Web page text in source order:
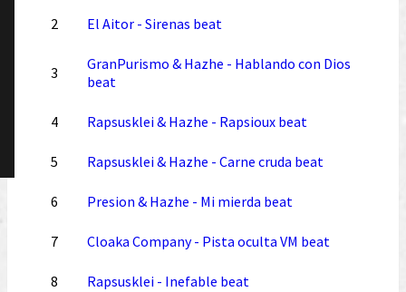
2 El Aitor - Sirenas beat
3
GranPurismo & Hazhe - Hablando con Dios
beat
4 Rapsusklei & Hazhe - Rapsioux beat
5 Rapsusklei & Hazhe - Carne cruda beat
6 Presion & Hazhe - Mi mierda beat
7 Cloaka Company - Pista oculta VM beat
8 Rapsusklei - Inefable beat